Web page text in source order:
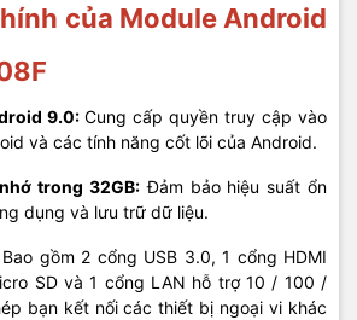
của Module Android
9.0: Cung cấp quyền truy cập vào
và các tính năng cốt lõi của Android.
trong 32GB:Đảm bảo hiệu suất ổn
dụng và lưu trữ dữ liệu.
Bao gồm 2 cổng USB 3.0, 1 cổng HDMI
SD và 1 cổng LAN hỗ trợ 10 / 100 /
bạn kết nối các thiết bị ngoại vi khác